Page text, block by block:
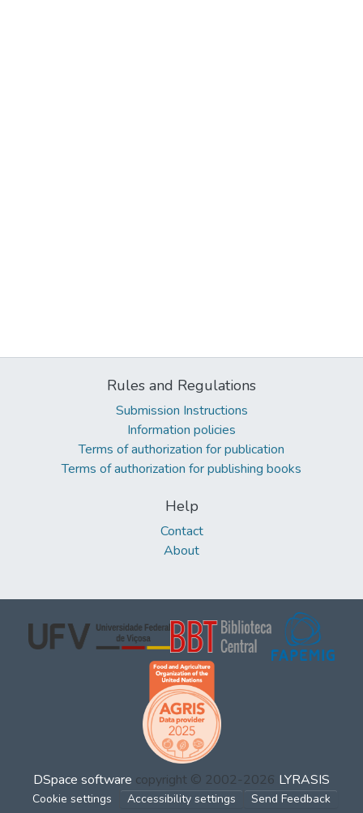
Rules and Regulations
Submission Instructions
Information policies
Terms of authorization for publication
Terms of authorization for publishing books
Help
Contact
About
DSpace software copyright © 2002-2026 LYRASIS
Cookie settings Accessibility settings Send Feedback